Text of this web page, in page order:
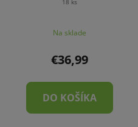
Na sklade
€36,99
DO KOŠÍKA